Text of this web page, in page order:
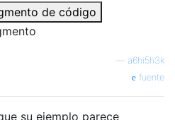
="box">
="left"
de código
a6hi5h3k
fuente
su ejemplo parece